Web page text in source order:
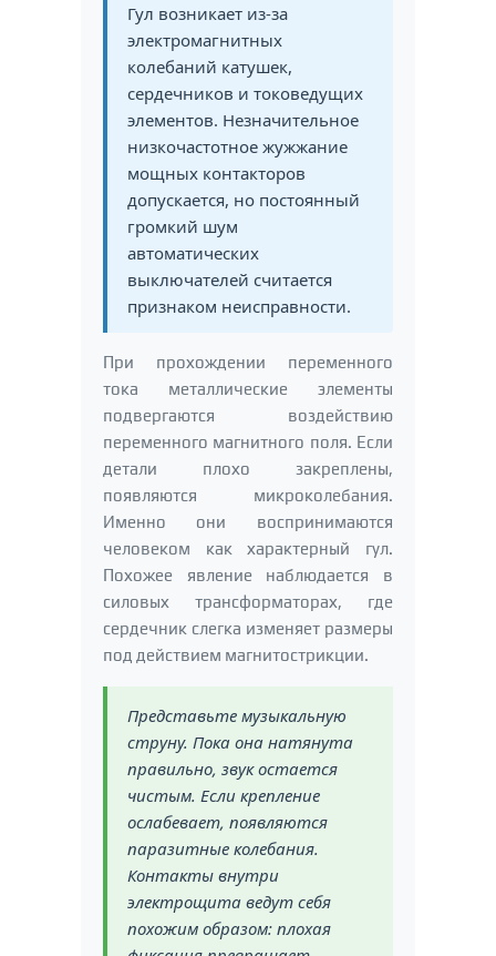
Гул возникает из-за
электромагнитных
колебаний катушек,
сердечников и токоведущих
элементов. Незначительное
низкочастотное жужжание
мощных контакторов
допускается, но постоянный
громкий шум
автоматических
выключателей считается
признаком неисправности.
При прохождении переменного
тока металлические элементы
подвергаются воздействию
переменного магнитного поля. Если
детали плохо закреплены,
появляются микроколебания.
Именно они воспринимаются
человеком как характерный гул.
Похожее явление наблюдается в
силовых трансформаторах, где
сердечник слегка изменяет размеры
под действием магнитострикции.
Представьте музыкальную
струну. Пока она натянута
правильно, звук остается
чистым. Если крепление
ослабевает, появляются
паразитные колебания.
Контакты внутри
электрощита ведут себя
похожим образом: плохая